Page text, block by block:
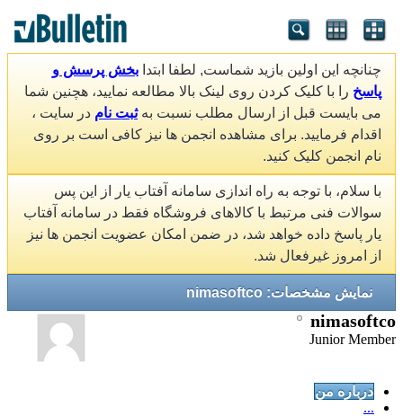
چنانچه این اولین بازید شماست, لطفا ابتدا بخش پرسش و
پاسخ را با کلیک کردن روی لینک بالا مطالعه نمایید، هچنین شما
می بایست قبل از ارسال مطلب نسبت بهثبت نام در سایت ،
اقدام فرمایید. برای مشاهده انجمن ها نیز کافی است بر روی
نام انجمن کلیک کنید.
با سلام، با توجه به راه اندازی سامانه آفتاب یار از این پس
سوالات فنی مرتبط با کالاهای فروشگاه فقط در سامانه آفتاب
یار پاسخ داده خواهد شد، در ضمن امکان عضویت انجمن ها نیز
از امروز غیرفعال شد.
نمایش مشخصات: nimasoftco
nimasoftco
Junior Member
درباره من
...